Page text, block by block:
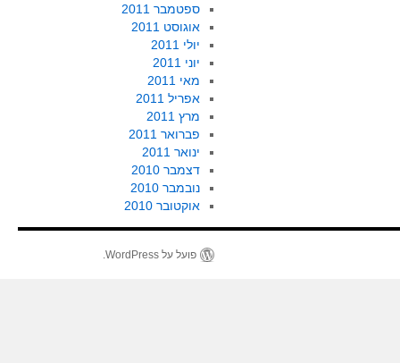
ספטמבר 2011
אוגוסט 2011
יולי 2011
יוני 2011
מאי 2011
אפריל 2011
מרץ 2011
פברואר 2011
ינואר 2011
דצמבר 2010
נובמבר 2010
אוקטובר 2010
פועל על WordPress.